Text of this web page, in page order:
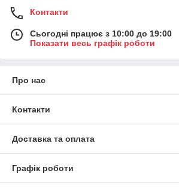
Контакти
Сьогодні працює з 10:00 до 19:00
Показати весь графік роботи
Про нас
Контакти
Доставка та оплата
Графік роботи